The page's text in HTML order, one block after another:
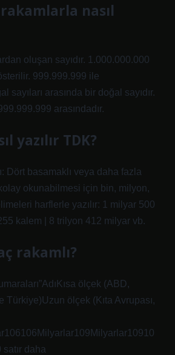
nasıl
oluşan sayıdır. 1.000.000.000
999.999.999 ile
sayıları arasında bir doğal sayıdır.
arasındadır.
yazılır TDK?
Dört basamaklı veya daha fazla
kolay okunabilmesi için bin, milyon,
harflerle yazılır: 1 milyar 500
kalem | 8 trilyon 412 milyar vb.
rakamlı?
ölçek (ABD,
Türkiye)Uzun ölçek (Kıta Avrupası,
daha